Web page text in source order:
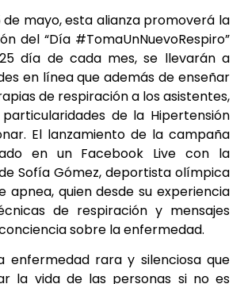
mayo, esta alianza promoverá la
del “Día #TomaUnNuevoRespiro”
día de cada mes, se llevarán a
en línea que además de enseñar
de respiración a los asistentes,
particularidades de la Hipertensión
El lanzamiento de la campaña
en un Facebook Live con la
Sofía Gómez, deportista olímpica
apnea, quien desde su experiencia
de respiración y mensajes
sobre la enfermedad.
enfermedad rara y silenciosa que
la vida de las personas si no es